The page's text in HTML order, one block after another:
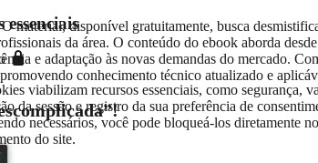
material, disponível gratuitamente, busca
da área. O conteúdo do ebook aborda
e adaptação às novas demandas do mercado.
conhecimento técnico atualizado e
essenciais
viabilizam recursos essenciais, como segurança,
da sessão e registro da sua preferência de
necessários, você pode bloqueá-los diretamente
do site.